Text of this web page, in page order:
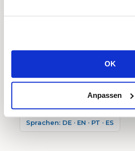
OK
Anpassen
Sie von mir bereits viele
Empfehlungen, um
Veränderungen in Gang zu
Diplom-Psychologin Praxis
Sprachen: DE · EN · PT · ES